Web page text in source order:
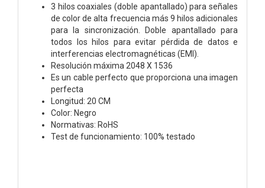
3 hilos coaxiales (doble apantallado) para señales
de color de alta frecuencia más 9 hilos adicionales
para la sincronización. Doble apantallado para
todos los hilos para evitar pérdida de datos e
interferencias electromagnéticas (EMI).
Resolución máxima 2048 X 1536
Es un cable perfecto que proporciona una imagen
perfecta
Longitud: 20 CM
Color: Negro
Normativas: RoHS
Test de funcionamiento: 100% testado